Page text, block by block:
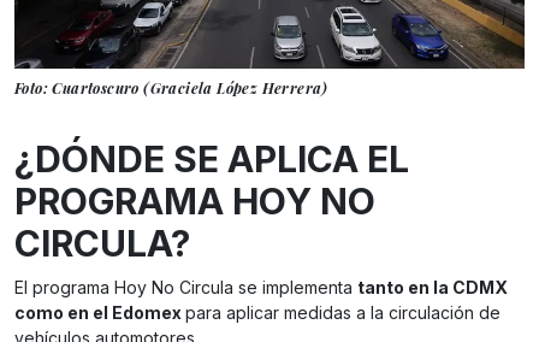
Foto: Cuartoscuro (Graciela López Herrera)
¿DÓNDE SE APLICA EL
PROGRAMA HOY NO
CIRCULA?
El programa Hoy No Circula se implementa tanto en la CDMX
como en el Edomexpara aplicar medidas a la circulación de